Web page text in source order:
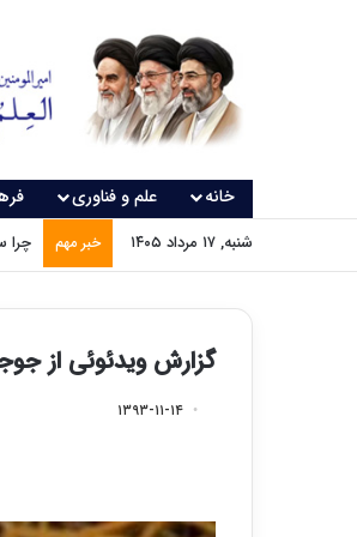
خانه علم و فناوری
شنبه, ۱۷ مرداد ۱۴۰۵ خبر مهم چرا
گزارش ویدئوئی از
۱۳۹۳-۱۱-۱۴